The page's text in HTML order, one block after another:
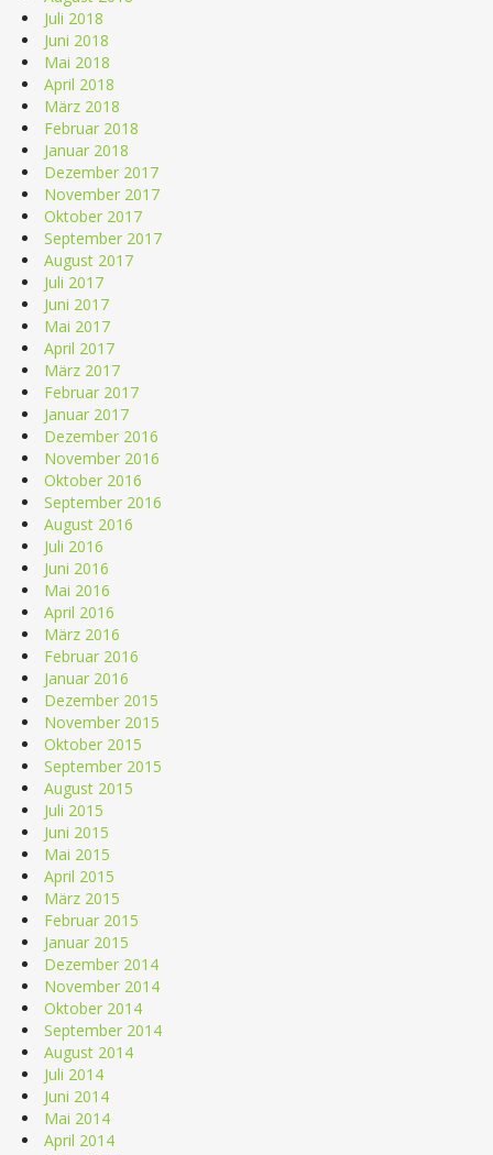
Juli 2018
Juni 2018
Mai 2018
April 2018
März 2018
Februar 2018
Januar 2018
Dezember 2017
November 2017
Oktober 2017
September 2017
August 2017
Juli 2017
Juni 2017
Mai 2017
April 2017
März 2017
Februar 2017
Januar 2017
Dezember 2016
November 2016
Oktober 2016
September 2016
August 2016
Juli 2016
Juni 2016
Mai 2016
April 2016
März 2016
Februar 2016
Januar 2016
Dezember 2015
November 2015
Oktober 2015
September 2015
August 2015
Juli 2015
Juni 2015
Mai 2015
April 2015
März 2015
Februar 2015
Januar 2015
Dezember 2014
November 2014
Oktober 2014
September 2014
August 2014
Juli 2014
Juni 2014
Mai 2014
April 2014